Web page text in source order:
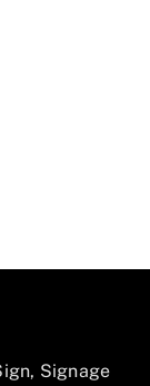
Signage